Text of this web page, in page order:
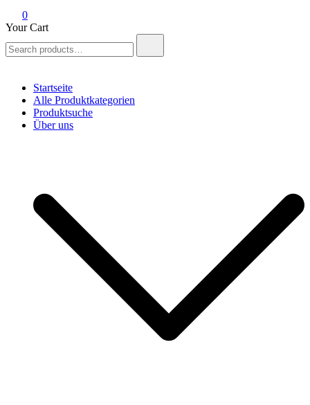
0
Your Cart
for:
Startseite
Alle Produktkategorien
Produktsuche
Über uns